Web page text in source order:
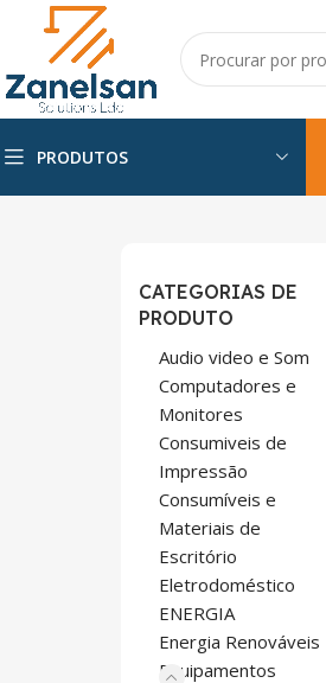
PRODUTOS
CATEGORIAS DE
PRODUTO
Audio video e Som
Computadores e
Monitores
Consumiveis de
Impressão
Consumíveis e
Materiais de
Escritório
Eletrodoméstico
ENERGIA
Energia Renováveis
Equipamentos